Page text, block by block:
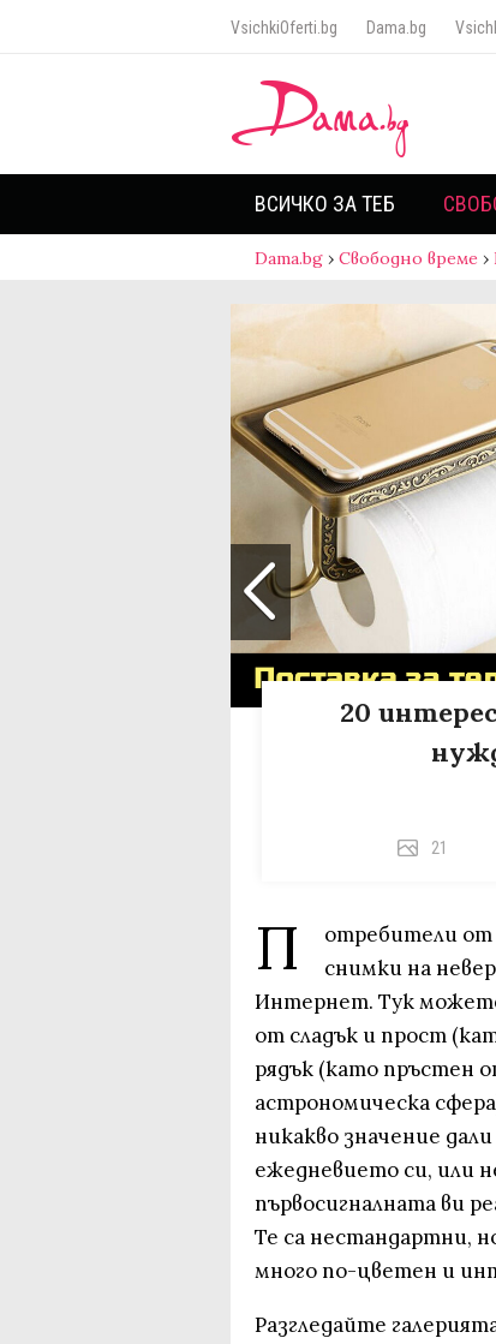
VsichkiOferti.bg Dama.bg
ВСИЧКО ЗА ТЕБ
Dama.bg › Свободно време ›
20
21
П
отребители от
снимки на
Интернет. Тук
от сладък и прост
рядък (като пръстен
астрономическа
никакво значение
ежедневието си, или
първосигналната ви
Те са нестандартни,
много по-цветен и
Разгледайте